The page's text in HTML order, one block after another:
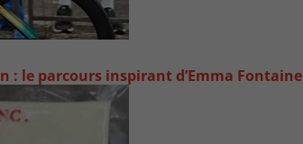
: le parcours inspirant d’Emma Fontaine